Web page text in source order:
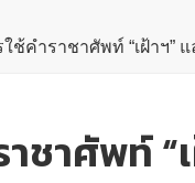
ช้คำราชาศัพท์ “เฝ้าฯ” แล
ชาศัพท์ “